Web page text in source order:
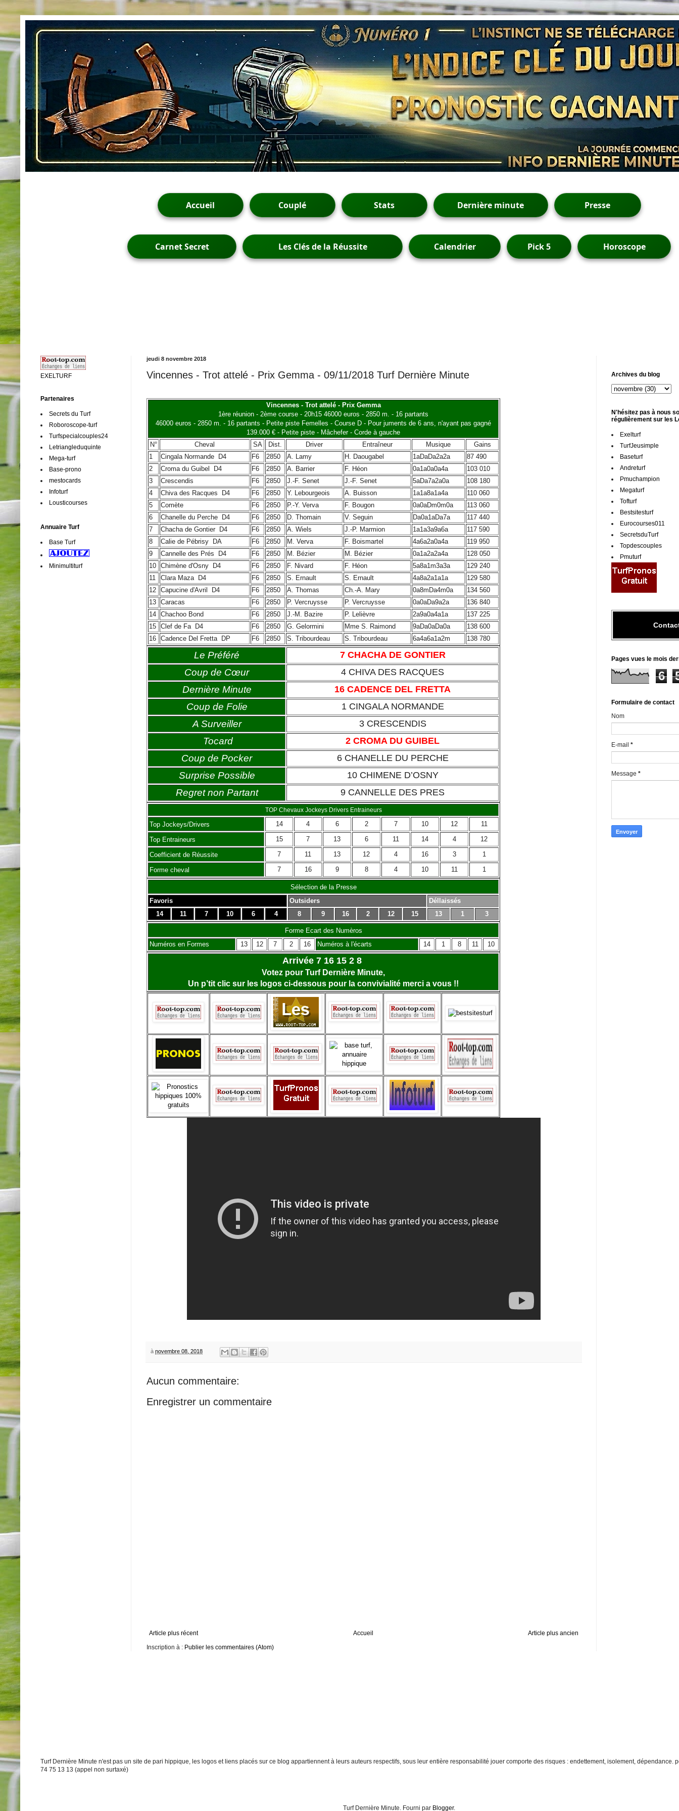
Accueil Couplé Stats Dernière minute Presse
Carnet Secret Les Clés de la Réussite Calendrier Pick 5 Horoscope
jeudi 8 novembre 2018
Vincennes - Trot attelé - Prix Gemma - 09/11/2018 Turf Dernière Minute
Vincennes - Trot attelé - Prix Gemma
1ère réunion - 2ème course - 20h15 46000 euros - 2850 m. - 16 partants
46000 euros - 2850 m. - 16 partants - Petite piste Femelles - Course D - Pour juments de 6 ans, n'ayant pas gagné
139.000 € - Petite piste - Mâchefer - Corde à gauche
N°
Cheval SA Dist. Driver Entraîneur Musique
Gains
1
Cingala Normande D4 F6 2850 A. Lamy H. Daougabel 1aDaDa2a2a
87 490
2
Croma du Guibel D4 F6 2850 A. Barrier F. Héon 0a1a0a0a4a
103 010
3
Crescendis F6 2850 J.-F. Senet J.-F. Senet 5aDa7a2a0a
108 180
4
Chiva des Racques D4 F6 2850 Y. Lebourgeois A. Buisson 1a1a8a1a4a
110 060
5
Comète F6 2850 P.-Y. Verva F. Bougon 0a0aDm0m0a
113 060
6
Chanelle du Perche D4 F6 2850 D. Thomain V. Seguin Da0a1aDa7a
117 440
7
Chacha de Gontier D4 F6 2850 A. Wiels J.-P. Marmion 1a1a3a9a6a
117 590
8
Calie de Pébrisy DA F6 2850 M. Verva F. Boismartel 4a6a2a0a4a
119 950
9
Cannelle des Prés D4 F6 2850 M. Bézier M. Bézier 0a1a2a2a4a
128 050
10 Chimène d'Osny D4 F6 2850 F. Nivard F. Héon 5a8a1m3a3a
129 240
11
Clara MazaD4 F6 2850 S. Ernault S. Ernault 4a8a2a1a1a
129 580
12 Capucine d'Avril D4 F6 2850 A. Thomas Ch.-A. Mary 0a8mDa4m0a
134 560
13 Caracas F6 2850 P. Vercruysse P. Vercruysse 0a0aDa9a2a
136 840
14 Chachoo Bond F6 2850 J.-M. Bazire P. Lelièvre 2a9a0a4a1a
137 225
15 Clef de FaD4 F6 2850 G. Gelormini Mme S. Raimond 9aDa0aDa0a
138 600
16 Cadence Del FrettaDP F6 2850 S. Tribourdeau S. Tribourdeau 6a4a6a1a2m 138 780
Le Préféré 7 CHACHA DE GONTIER
Coup de Cœur 4 CHIVA DES RACQUES
Dernière Minute 16 CADENCE DEL FRETTA
Coup de Folie 1 CINGALA NORMANDE
A Surveiller 3 CRESCENDIS
Tocard 2 CROMA DU GUIBEL
Coup de Pocker 6 CHANELLE DU PERCHE
Surprise Possible 10 CHIMENE D’OSNY
Regret non Partant 9 CANNELLE DES PRES
TOP Chevaux Jockeys Drivers Entraineurs
Top Jockeys/Drivers 14 4 6 2 7 10 12 11
Top Entraineurs 15 7 13 6 11 14 4 12
Coefficient de Réussite 7 11 13 12 4 16 3 1
Forme cheval 7 16 9 8 4 10 11 1
Sélection de la Presse
Favoris
Outsiders
Déllaissés
14
11 7 10 6 4 8 9 16 2 12 15 13 1 3
Forme Ecart des Numèros
Numéros en Formes
13 12 7 2 16 Numéros à l'écarts 14 1 8 11 10
Arrivée 7 16 15 2 8
Votez pour Turf Dernière Minute,
Un p’tit clic sur les logos ci-dessous pour la convivialité merci a vous !!
à novembre 08, 2018
Aucun commentaire:
Enregistrer un commentaire
Article plus récent Article plus ancien
Accueil
Inscription à : Publier les commentaires (Atom)
EXELTURF
Partenaires
Secrets du Turf
Roboroscope-turf
Turfspecialcouples24
Letriangleduquinte
Mega-turf
Base-prono
mestocards
Infoturf
Lousticourses
Annuaire Turf
Base Turf
Minimultiturf
Archives du blog
N'hésitez pas à nous
régulièrement sur les
Exelturf
TurfJeusimple
Baseturf
Andreturf
Pmuchampion
Megaturf
Tofturf
Bestsitesturf
Eurocourses011
SecretsduTurf
Topdescouples
Pmuturf
Pages vues le mois
6
Formulaire de contact
Nom
E-mail *
Message *
Turf Dernière Minute n'est pas un site de pari hippique, les logos et liens placés sur ce blog appartiennent à leurs auteurs respectifs, sous leur entière responsabilité jouer comporte des risques : endettement, isolement, dépendance.
74 75 13 13 (appel non surtaxé)
Turf Dernière Minute. Fourni par Blogger.